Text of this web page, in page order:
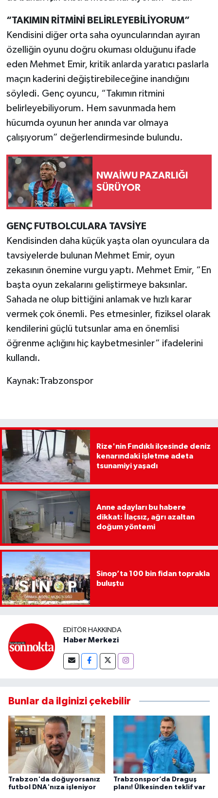
“TAKIMIN RİTMİNİ BELİRLEYEBİLİYORUM”
Kendisini diğer orta saha oyuncularından ayıran
özelliğin oyunu doğru okuması olduğunu ifade
eden Mehmet Emir, kritik anlarda yaratıcı paslarla
maçın kaderini değiştirebileceğine inandığını
söyledi. Genç oyuncu, “Takımın ritmini
belirleyebiliyorum. Hem savunmada hem
hücumda oyunun her anında var olmaya
çalışıyorum” değerlendirmesinde bulundu.
NWAİWU PAZARLIĞI
SÜRÜYOR
GENÇ FUTBOLCULARA TAVSİYE
Kendisinden daha küçük yaşta olan oyunculara da
tavsiyelerde bulunan Mehmet Emir, oyun
zekasının önemine vurgu yaptı. Mehmet Emir, “En
başta oyun zekalarını geliştirmeye baksınlar.
Sahada ne olup bittiğini anlamak ve hızlı karar
vermek çok önemli. Pes etmesinler, fiziksel olarak
kendilerini güçlü tutsunlar ama en önemlisi
öğrenme açlığını hiç kaybetmesinler” ifadelerini
kullandı.
Kaynak:Trabzonspor
Rize'nin Fındıklı ilçesinde deniz
kenarındaki işletme adeta
tsunamiyi yaşadı
Anne adayları bu habere
dikkat: İlaçsız, ağrı azaltan
doğum yöntemi
Sinop’ta 100 bin fidan toprakla
buluştu
EDITÖR HAKKINDA
Haber Merkezi
Bunlar da ilginizi çekebilir
Trabzon'da doğuyorsanız
futbol DNA'nıza işleniyor
Trabzonspor’da Draguş
planı! Ülkesinden teklif var